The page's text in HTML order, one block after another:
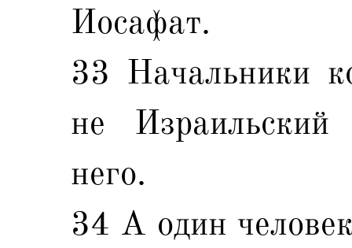
Иосафат.
33 Начальники
не
него.
34 А один